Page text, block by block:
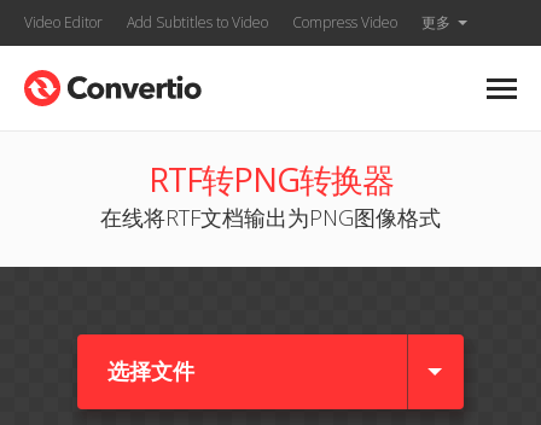
Video Editor Add Subtitles to Video Compress Video 更多
RTF转PNG转换器
在线将RTF文档输出为PNG图像格式
选择文件